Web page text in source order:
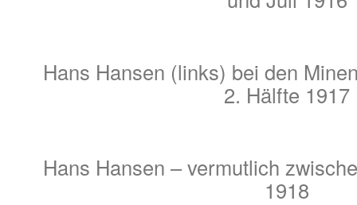
Hans Hansen (links) bei den
2. Hälfte 1917
Hans Hansen – vermutlich
1918